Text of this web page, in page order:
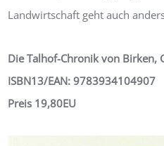
Landwirtschaft geht auch
Die Talhof-Chronik von Birken,
ISBN13/EAN: 9783934104907
Preis 19,80EU